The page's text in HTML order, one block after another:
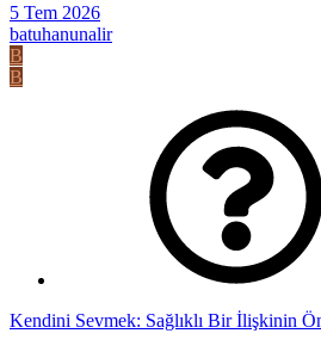
5 Tem 2026
batuhanunalir
B
B
Kendini Sevmek: Sağlıklı Bir İlişkinin